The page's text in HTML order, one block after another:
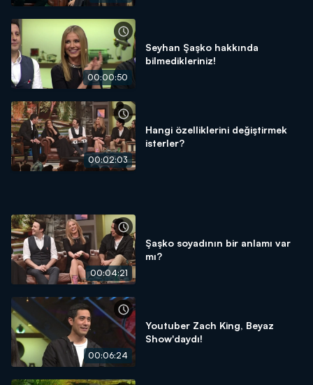
00:00:50
Seyhan Şaşko hakkında
bilmedikleriniz!
00:02:03
Hangi özelliklerini değiştirmek
isterler?
00:04:21
Şaşko soyadının bir anlamı var
mı?
00:06:24
Youtuber Zach King, Beyaz
Show'daydı!